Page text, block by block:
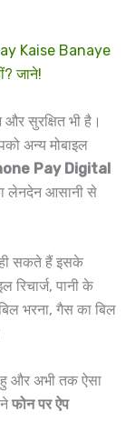
Kaise Banaye
जाने!
सुरक्षित भी है।
अन्य मोबाइल
Pay Digital
लेनदेन आसानी से
सकते हैं इसके
रिचार्ज, पानी के
भरना, गैस का बिल
और अभी तक ऐसा
फोन पर ऐप